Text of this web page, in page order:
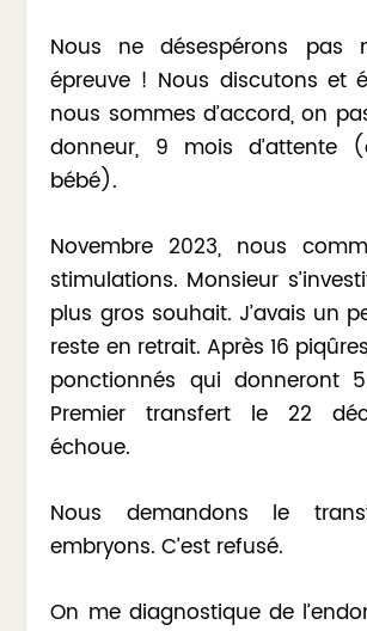
Nous ne désespérons pas
épreuve ! Nous discutons et
nous sommes d’accord, on
donneur, 9 mois d’attente
bébé).
Novembre 2023, nous
stimulations. Monsieur
plus gros souhait. J’avais un
reste en retrait. Après 16
ponctionnés qui donneront
Premier transfert le 22
échoue.
Nous demandons le
embryons. C’est refusé.
On me diagnostique de